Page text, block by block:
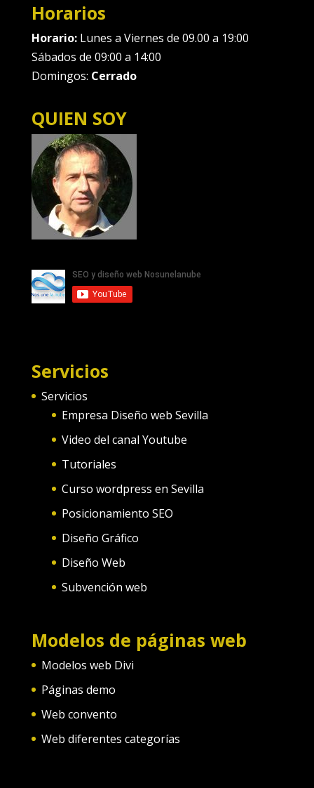
Horarios
Horario:Lunes a Viernes de 09.00 a 19:00
Sábados de 09:00 a 14:00
Domingos: Cerrado
QUIEN SOY
Servicios
Servicios
Empresa Diseño web Sevilla
Video del canal Youtube
Tutoriales
Curso wordpress en Sevilla
Posicionamiento SEO
Diseño Gráfico
Diseño Web
Subvención web
Modelos de páginas web
Modelos web Divi
Páginas demo
Web convento
Web diferentes categorías